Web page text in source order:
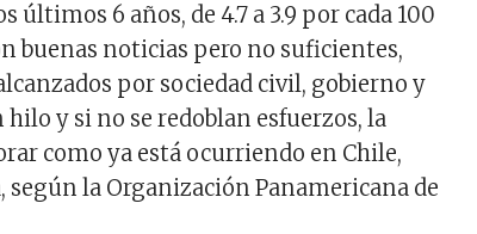
últimos 6 años, de 4.7 a 3.9 por cada 100
buenas noticias pero no suficientes,
por sociedad civil, gobierno y
y si no se redoblan esfuerzos, la
como ya está ocurriendo en Chile,
según la Organización Panamericana de